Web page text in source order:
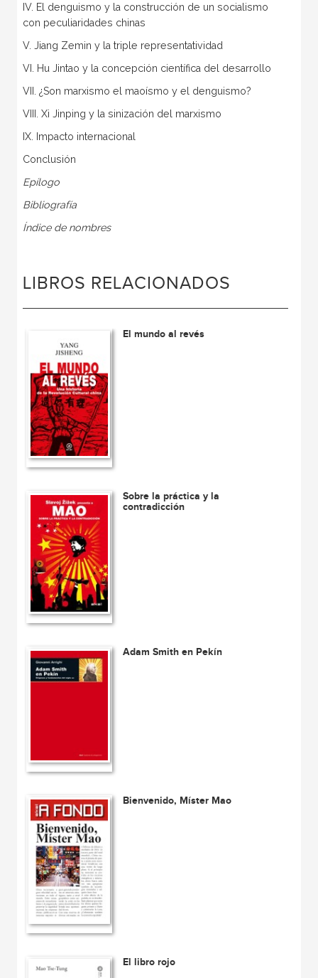
IV. El denguismo y la construcción de un socialismo
con peculiaridades chinas
V. Jiang Zemin y la triple representatividad
VI. Hu Jintao y la concepción científica del desarrollo
VII. ¿Son marxismo el maoísmo y el denguismo?
VIII. Xi Jinping y la sinización del marxismo
IX. Impacto internacional
Conclusión
Epílogo
Bibliografía
Índice de nombres
LIBROS RELACIONADOS
El mundo al revés
Sobre la práctica y la
contradicción
Adam Smith en Pekín
Bienvenido, Míster Mao
El libro rojo